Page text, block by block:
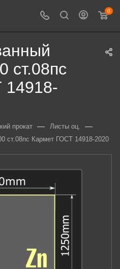
0
ст.08пс
14918-
прокат — Листы оц. —
ст.08пс Кармет ГОСТ 14918-2020